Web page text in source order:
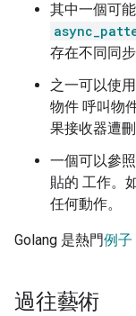
其中一個可
存在不同同
之一可以使用
物件 呼叫物
果接收器遭
一個可以參
貼的 工作。
任何動作。
Golang 是熱門例子
過往藝術